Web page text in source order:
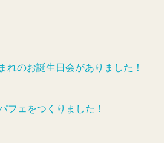
れのお誕生日会がありました！
ェをつくりました！